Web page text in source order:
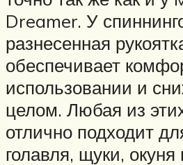
Dreamer. У
разнесенная
обеспечивает
использовании и
целом. Любая из
отлично подходит
голавля, щуки,